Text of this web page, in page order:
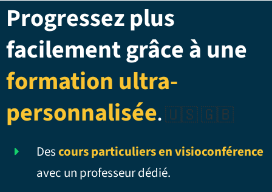
Progressez plus
facilement grâce à une
formation ultra-
personnalisée.🇺🇸 🇬🇧
Descours particuliers en visioconférence
avec un professeur dédié.